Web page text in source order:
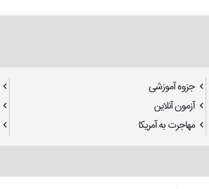
جزوه آموزشی
آزمون آنلاین
مهاجرت به آمریکا